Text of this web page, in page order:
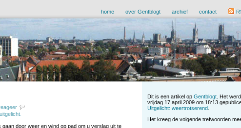
home over Gentblogt archief contact
uitgelicht
door weer en wind op pad om u verslag uit te
Dit is een artikel op Gentblogt . Het
vrijdag 17 april 2009 om 18:13
Uitgelicht: weertrotserend
Het kreeg de volgende trefwoorden